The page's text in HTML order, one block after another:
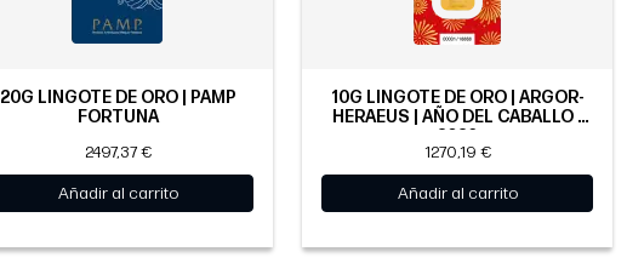
20G LINGOTE DE ORO | PAMP
FORTUNA
2497,37 €
Añadir al carrito
10G LINGOTE DE ORO | ARGOR-
HERAEUS | AÑO DEL CABALLO |
2026
1270,19 €
Añadir al carrito